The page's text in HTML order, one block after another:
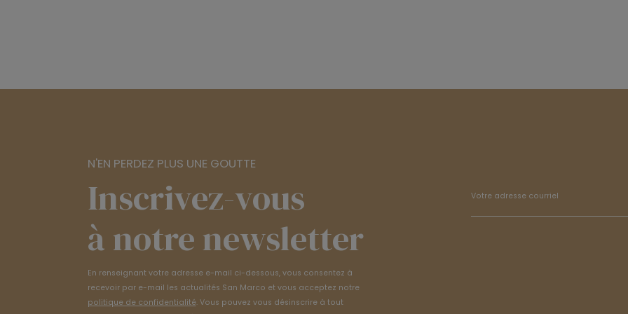
N'EN PERDEZ PLUS UNE GOUTTE
Inscrivez-vous
à notre newsletter
En renseignant votre adresse e-mail ci-dessous, vous consentez à
recevoir par e-mail les actualités San Marco et vous acceptez notre
politique de confidentialité. Vous pouvez vous désinscrire à tout